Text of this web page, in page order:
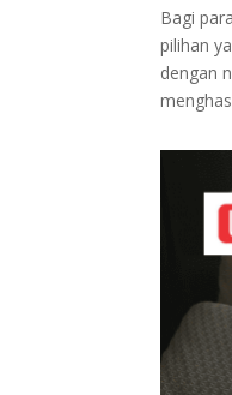
Bagi
pilihan
dengan